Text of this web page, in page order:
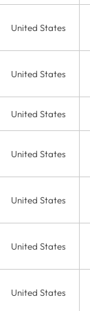
United States
United States
United States
United States
United States
United States
United States